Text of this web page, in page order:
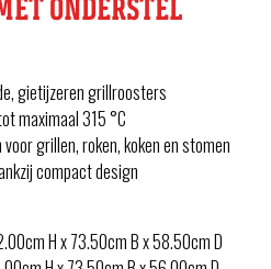
ONDERSTEL
gietijzeren grillroosters
maximaal 315 °C
grillen, roken, koken en stomen
compact design
H x 73.50cm B x 58.50cm D